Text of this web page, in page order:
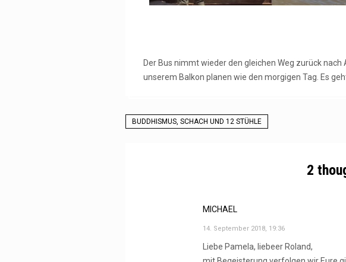
Der Bus nimmt wieder den gleichen Weg zurück
unserem Balkon planen wie den morgigen Tag. Es
BUDDHISMUS, SCHACH UND 12 STÜHLE
2
MICHAEL
14. September 2018, 19:36
Liebe Pamela, liebeer Roland,